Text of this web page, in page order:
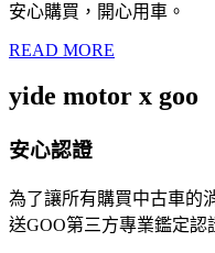
安心購買，開心用車。
READ MORE
yide motor x goo
安心認證
為了讓所有購買中古車的
送GOO第三方專業鑑定認